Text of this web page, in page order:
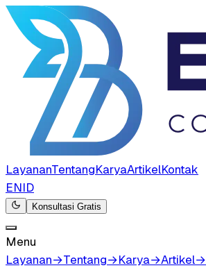
LayananTentangKaryaArtikelKontak
ENID
Konsultasi Gratis
Menu
Layanan→Tentang→Karya→Artikel→